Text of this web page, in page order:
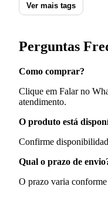
Ver mais tags
Perguntas
Como comprar?
Clique em Falar no
atendimento.
O produto está
Confirme
Qual o prazo de
O prazo varia conforme